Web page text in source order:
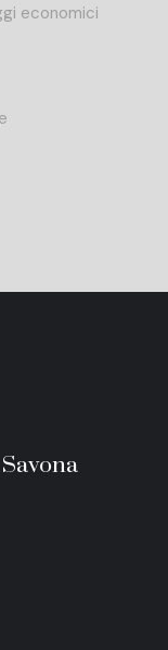
economici